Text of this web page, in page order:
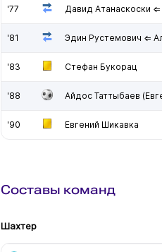
'77 Давид Атанаскоски
'81 Эдин Рустемович ⇐
'83 Стефан Букорац
'88 Айдос Таттыбаев
'90 Евгений Шикавка
Составы команд
Шахтер